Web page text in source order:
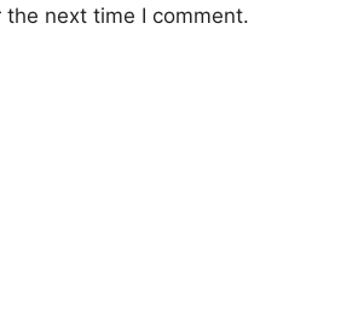
next time I comment.